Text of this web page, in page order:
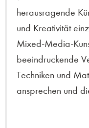
herausragende
und Kreativität
Mixed-Media-
beeindruckende
Techniken und
ansprechen und